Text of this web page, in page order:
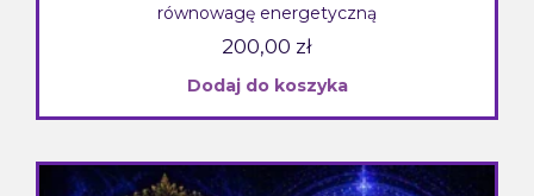
równowagę energetyczną
200,00 zł
Dodaj do koszyka